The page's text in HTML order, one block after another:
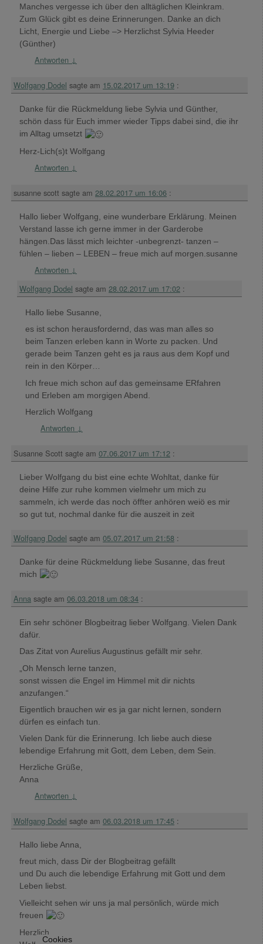
Manches vergesse ich über den alltäglichen Kleinkram.
Zum Glück gibt es deine Erinnerungen. Danke an dich
Licht, Energie und Liebe –> Herzlichst Sylvia Heeder
(Günther)
Antworten ↓
Wolfgang Dodel sagte am 15.02.2017 um 13:19 :
Danke für die Rückmeldung liebe Sylvia und Günther,
schön dass für Euch immer wieder Tipps dabei sind, die ihr
im Alltag umsetzt
Herz-Lich(s)t Wolfgang
Antworten ↓
susanne scott sagte am 28.02.2017 um 16:06 :
Hallo lieber Wolfgang, eine wunderbare Erklärung. Meinen
Verstand lasse ich gerne immer in der Garderobe
hängen.Das lässt mich leichter -unbegrenzt- tanzen –
fühlen – lieben – LEBEN – freue mich auf morgen.susanne
Antworten ↓
Wolfgang Dodel sagte am 28.02.2017 um 17:02 :
Hallo liebe Susanne,
es ist schon herausfordernd, das was man alles so
beim Tanzen erleben kann in Worte zu packen. Und
gerade beim Tanzen geht es ja raus aus dem Kopf und
rein in den Körper…
Ich freue mich schon auf das gemeinsame ERfahren
und Erleben am morgigen Abend.
Herzlich Wolfgang
Antworten ↓
Susanne Scott sagte am 07.06.2017 um 17:12 :
Lieber Wolfgang du bist eine echte Wohltat, danke für
deine Hilfe zur ruhe kommen vielmehr um mich zu
sammeln, ich werde das noch öffter anhören weiö es mir
so gut tut, nochmal danke für die auszeit in zeit
Wolfgang Dodel sagte am 05.07.2017 um 21:58 :
Danke für deine Rückmeldung liebe Susanne, das freut
mich
Anna sagte am 06.03.2018 um 08:34 :
Ein sehr schöner Blogbeitrag lieber Wolfgang. Vielen Dank
dafür.
Das Zitat von Aurelius Augustinus gefällt mir sehr.
„Oh Mensch lerne tanzen,
sonst wissen die Engel im Himmel mit dir nichts
anzufangen.“
Eigentlich brauchen wir es ja gar nicht lernen, sondern
dürfen es einfach tun.
Vielen Dank für die Erinnerung. Ich liebe auch diese
lebendige Erfahrung mit Gott, dem Leben, dem Sein.
Herzliche Grüße,
Anna
Antworten ↓
Wolfgang Dodel sagte am 06.03.2018 um 17:45 :
Hallo liebe Anna,
freut mich, dass Dir der Blogbeitrag gefällt
und Du auch die lebendige Erfahrung mit Gott und dem
Leben liebst.
Vielleicht sehen wir uns ja mal persönlich, würde mich
freuen
Herzlich
Cookies